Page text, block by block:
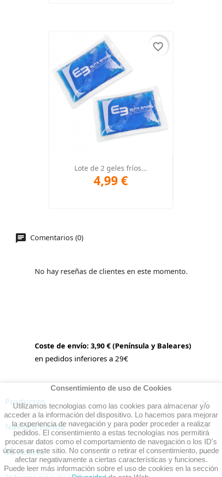
Lote de 2 geles fríos...
4,99 €
favorite_border
Comentarios (0)
No hay reseñas de clientes en este momento.
Coste de envío: 3,90 € (Península y Baleares)
en pedidos inferiores a 29€
Productos 
Nuestra tienda 
Su cuenta 
Consentimiento de uso de Cookies
Utilizamos tecnologías como las cookies para almacenar y/o
acceder a la información del dispositivo. Lo hacemos para mejorar
la experiencia de navegación y para poder proceder a realizar
pedidos. El consentimiento a estas tecnologías nos permitirá
procesar datos como el comportamiento de navegación o los ID's
únicos en este sitio. No consentir o retirar el consentimiento, puede
afectar negativamente a ciertas características y funciones.
Puede leer más información sobre el uso de cookies en la sección